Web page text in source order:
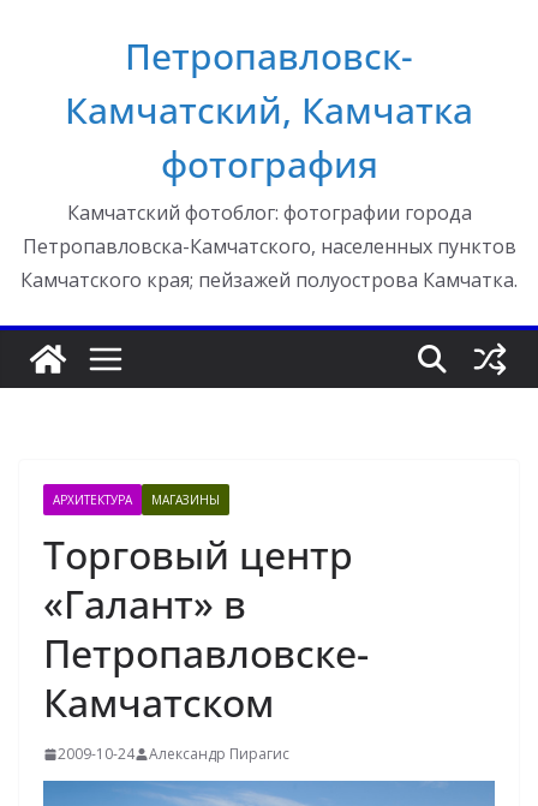
Петропавловск-
Камчатский, Камчатка
фотография
Камчатский фотоблог: фотографии города
Петропавловска-Камчатского, населенных пунктов
Камчатского края; пейзажей полуострова Камчатка.
АРХИТЕКТУРА МАГАЗИНЫ
Торговый центр
«Галант» в
Петропавловске-
Камчатском
2009-10-24 Александр Пирагис